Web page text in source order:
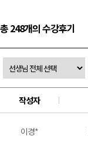
총 248개의 수강후기
작성자
이경*